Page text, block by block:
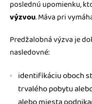
poslednú upomienku,
výzvou. Máva pri
Predžalobná výzva je
nasledovné:
identifikáciu oboch
trvalého pobytu